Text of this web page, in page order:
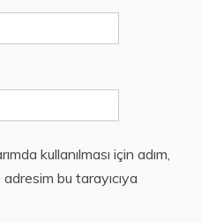
kullanılması için adım,
bu tarayıcıya